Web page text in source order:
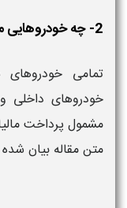
2- چه خودروهایی مشمول مالیات خودرو می شوند؟
تمامی
خودروهای داخلی
مشمول پرداخت
متن مقاله بیان